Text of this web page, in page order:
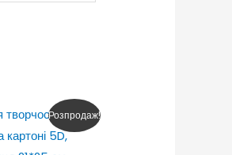
Розпродаж!
Оригінальна
ціна:
155,00 ₴.
Поточна
ціна:
140,00 ₴.